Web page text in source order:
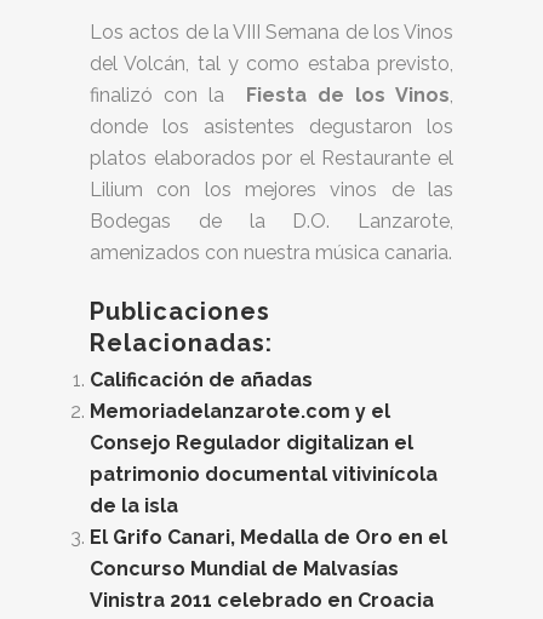
Los actos de la VIII Semana de los Vinos
del Volcán, tal y como estaba previsto,
finalizó con la Fiesta de los Vinos,
donde los asistentes degustaron los
platos elaborados por el Restaurante el
Lilium con los mejores vinos de las
Bodegas de la D.O. Lanzarote,
amenizados con nuestra música canaria.
Publicaciones
Relacionadas:
Calificación de añadas
Memoriadelanzarote.com y el
Consejo Regulador digitalizan el
patrimonio documental vitivinícola
de la isla
El Grifo Canari, Medalla de Oro en el
Concurso Mundial de Malvasías
Vinistra 2011 celebrado en Croacia